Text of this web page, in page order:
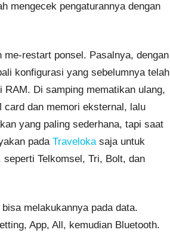
mengecek pengaturannya dengan
restart ponsel. Pasalnya, dengan
konfigurasi yang sebelumnya telah
Di samping mematikan ulang,
card dan memori eksternal, lalu
yang paling sederhana, tapi saat
pada Traveloka saja untuk
Telkomsel, Tri, Bolt, dan
melakukannya pada data.
App, All, kemudian Bluetooth.